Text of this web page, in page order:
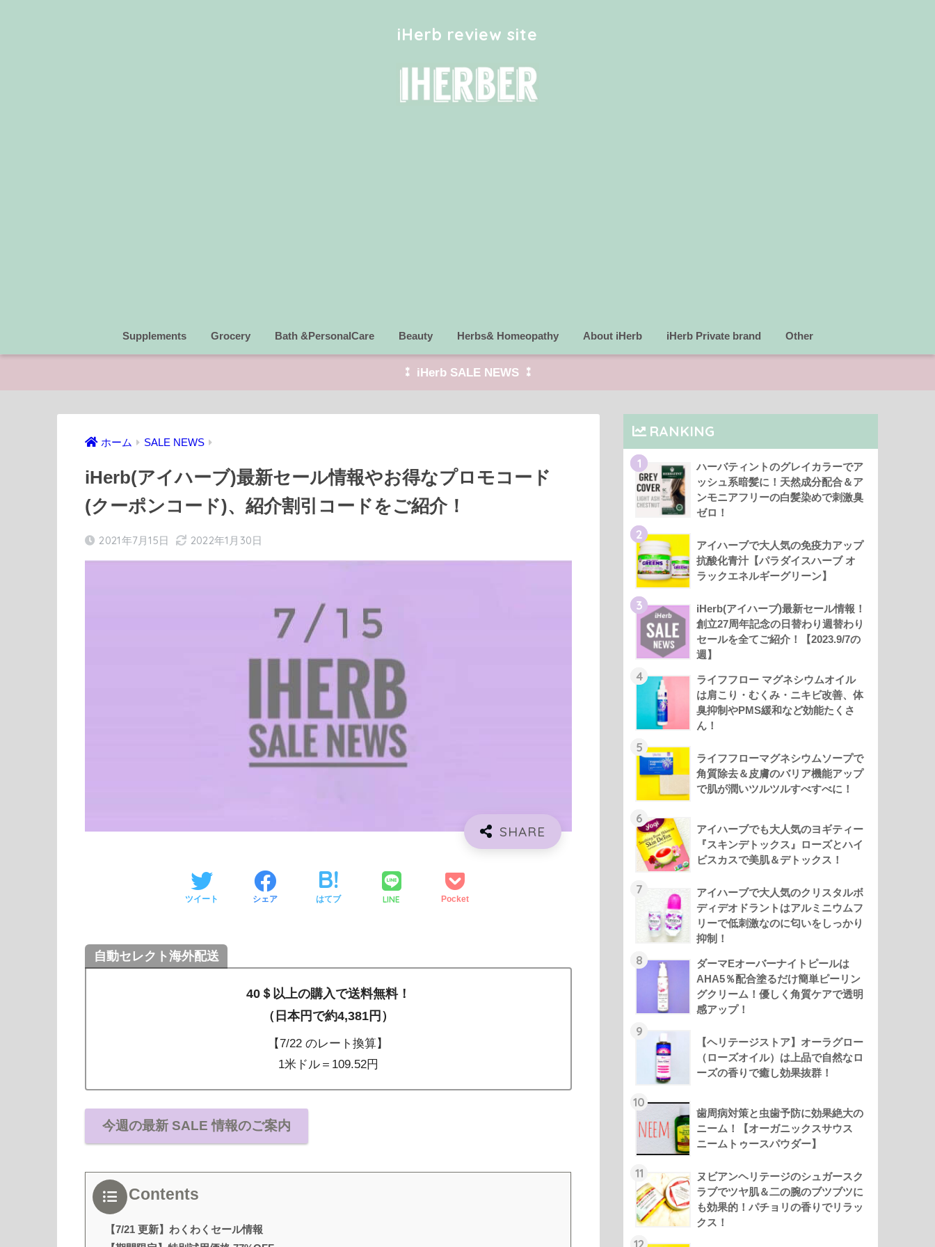
iHerb review site
Supplements Grocery Bath &PersonalCare Beauty Herbs& Homeopathy About iHerb iHerb Private brand Other
⁑ iHerb SALE NEWS ⁑
ホーム SALE NEWS
iHerb(アイハーブ)最新セール情報やお得なプロモコード
(クーポンコード)、紹介割引コードをご紹介！
2021年7月15日 2022年1月30日
ツイート シェア はてブ LINE Pocket
自動セレクト海外配送
40＄以上の購入で送料無料！
（日本円で約4,381円）
【7/22 のレート換算】
1米ドル＝109.52円
今週の最新 SALE 情報のご案内
Contents
【7/21 更新】わくわくセール情報
RANKING
1
ハーバティントのグレイカラーでア
ッシュ系暗髪に！天然成分配合＆ア
ンモニアフリーの白髪染めで刺激臭
ゼロ！
2
アイハーブで大人気の免疫力アップ
抗酸化青汁【パラダイスハーブ オ
ラックエネルギーグリーン】
3
iHerb(アイハーブ)最新セール情報！
創立27周年記念の日替わり週替わり
セールを全てご紹介！【2023.9/7の
週】
4
ライフフロー マグネシウムオイル
は肩こり・むくみ・ニキビ改善、体
臭抑制やPMS緩和など効能たくさ
ん！
5
ライフフローマグネシウムソープで
角質除去＆皮膚のバリア機能アップ
で肌が潤いツルツルすべすべに！
6
アイハーブでも大人気のヨギティー
『スキンデトックス』ローズとハイ
ビスカスで美肌＆デトックス！
7
アイハーブで大人気のクリスタルボ
ディデオドラントはアルミニウムフ
リーで低刺激なのに匂いをしっかり
抑制！
8
ダーマEオーバーナイトピールは
AHA5％配合塗るだけ簡単ピーリン
グクリーム！優しく角質ケアで透明
感アップ！
9
【ヘリテージストア】オーラグロー
（ローズオイル）は上品で自然なロ
ーズの香りで癒し効果抜群！
10
歯周病対策と虫歯予防に効果絶大の
ニーム！【オーガニックスサウス
ニームトゥースパウダー】
11
ヌビアンヘリテージのシュガースク
ラブでツヤ肌＆二の腕のブツブツに
も効果的！パチョリの香りでリラッ
クス！
12